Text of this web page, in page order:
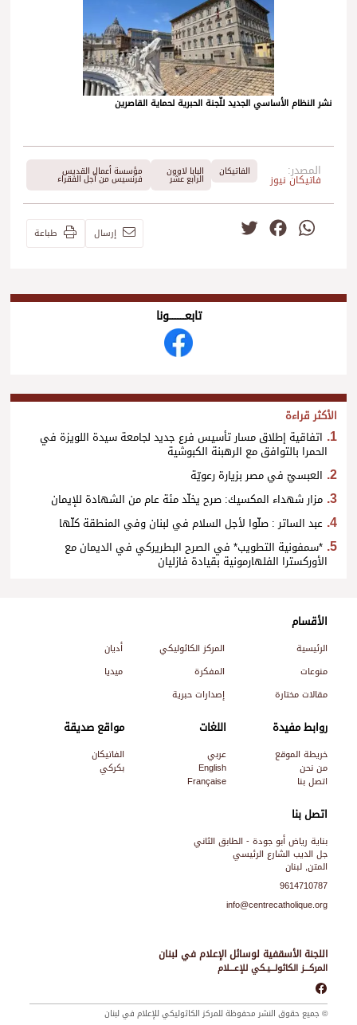
نشر النظام الأساسي الجديد للّجنة الحبرية لحماية القاصرين
المصدر:
فاتيكان نيوز
الفاتيكان البابا لاوون
الرابع عشر
مؤسسة أعمال القديس
فرنسيس من أجل الفقراء
WhatsApp
Facebook إرسال طباعة
تابعــــــــــونا
الأكثر قراءة
اتفاقية إطلاق مسار تأسيس فرع جديد لجامعة سيدة اللويزة في
الحمرا بالتوافق مع الرهبنة الكبوشية
العبسيّ في مصر بزيارة رعويّة
مزار شهداء المكسيك: صرح يخلّد مئة عام من الشهادة للإيمان
عبد الساتر : صلّوا لأجل السلام في لبنان وفي المنطقة كلّها
*سمفونية التطويب* في الصرح البطريركي في الديمان مع
الأوركسترا الفلهارمونية بقيادة فازليان
اللجنة الأسقفية لوسائل الإعلام في لبنان
المركـــز الكاثولـــيـكي للإعـــلام
اتصل بنا
بناية رياض أبو جودة - الطابق الثاني
جل الديب الشارع الرئيسي
المتن, لبنان
9614710787
info@centrecatholique.org
الأقسام
الرئيسية المركز الكاثوليكي
أديان
منوعات
المفكرة
ميديا
مقالات مختارة
إصدارات حبرية
روابط مفيدة
خريطة الموقع
من نحن
اتصل بنا
اللغات
عربي
English
Française
مواقع صديقة
الفاتيكان
بكركي
© جميع حقوق النشر محفوظة للمركز الكاثوليكي للإعلام في لبنان